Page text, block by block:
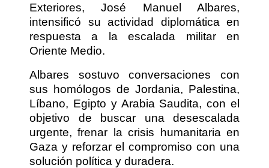
Exteriores, José Manuel Albares,
intensificó su actividad diplomática en
respuesta a la escalada militar en
Oriente Medio.
Albares sostuvo conversaciones con
sus homólogos de Jordania, Palestina,
Líbano, Egipto y Arabia Saudita, con el
objetivo de buscar una desescalada
urgente, frenar la crisis humanitaria en
Gaza y reforzar el compromiso con una
solución política y duradera.